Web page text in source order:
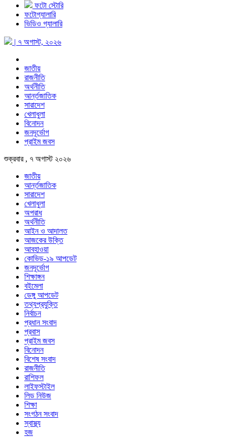
ফটো স্টোরি
ফটোগ্যালারি
ভিডিও গ্যালারি
| ৭ অগাস্ট, ২০২৬
জাতীয়
রাজনীতি
অর্থনীতি
আর্ন্তজাতিক
সারাদেশ
খেলাধুলা
বিনোদন
জনদূর্ভোগ
প্রাইম জবস
শুক্রবার , ৭ অগাস্ট ২০২৬
জাতীয়
আর্ন্তজাতিক
সারাদেশ
খেলাধুলা
অপরাধ
অর্থনীতি
আইন ও আদালত
আজকের উক্তি
আবহাওয়া
কোভিড-১৯ আপডেট
জনদূর্ভোগ
শিক্ষাঙ্গন
বইমেলা
ডেঙ্গু আপডেট
তথ্যপ্রযুক্তি
নির্বাচন
প্রধান সংবাদ
প্রবাস
প্রাইম জবস
বিনোদন
বিশেষ সংবাদ
রাজনীতি
রাশিফল
লাইফস্টাইল
লিড নিউজ
শিক্ষা
সংগঠন সংবাদ
স্বাস্থ্য
হজ